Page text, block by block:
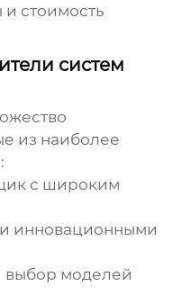
и стоимость
систем
из наиболее
с широким
инновационными
выбор моделей